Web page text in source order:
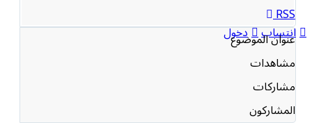
انتساب دخول
RSS
عنوان الموضوع
مشاهدات
مشاركات
المشاركون